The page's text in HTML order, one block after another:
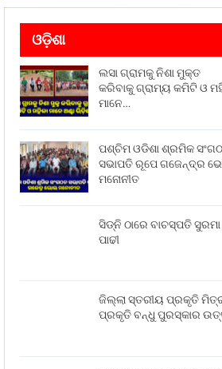
ଓଡ଼ିଶା
ଲସା ଗ୍ରାମକୁ ନିଶା ମୁକ୍ତ
କରିବାକୁ ଗ୍ରାମ୍ୟ କମିଟି ଓ
ମାନେ…
ପଶ୍ଚିମ ଓଡିଶା ଶ୍ରମିକ
ସଭାପତି ରୂପେ ଗଜେନ୍ଦ୍ର
ମନୋନୀତ
ସିଡ୍‌ନି ଠାରେ ବାଚସ୍ପତି ସୁରମା
ପାଢୀ
ଜିଲ୍ଲା ସ୍ତରୀୟ ପ୍ରକୃତି
ପ୍ରକୃତି ବନ୍ଧୁ ପୁରସ୍କାର